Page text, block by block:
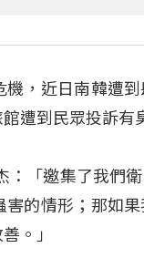
，近日南韓遭
遭到民眾投訴有
：「邀集了我們
的情形；那如
。」